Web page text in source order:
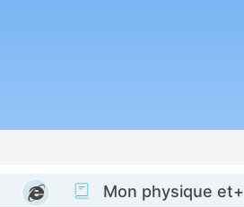
Mon physique et+